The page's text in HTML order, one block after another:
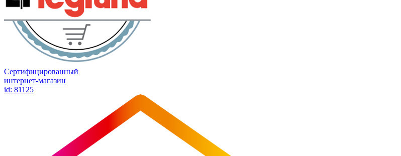
Сертифицированный
интернет-магазин
id: 81125